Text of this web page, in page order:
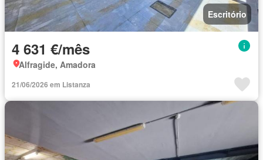
Escritório
4 631 €/mês
Alfragide, Amadora
21/06/2026 em Listanza